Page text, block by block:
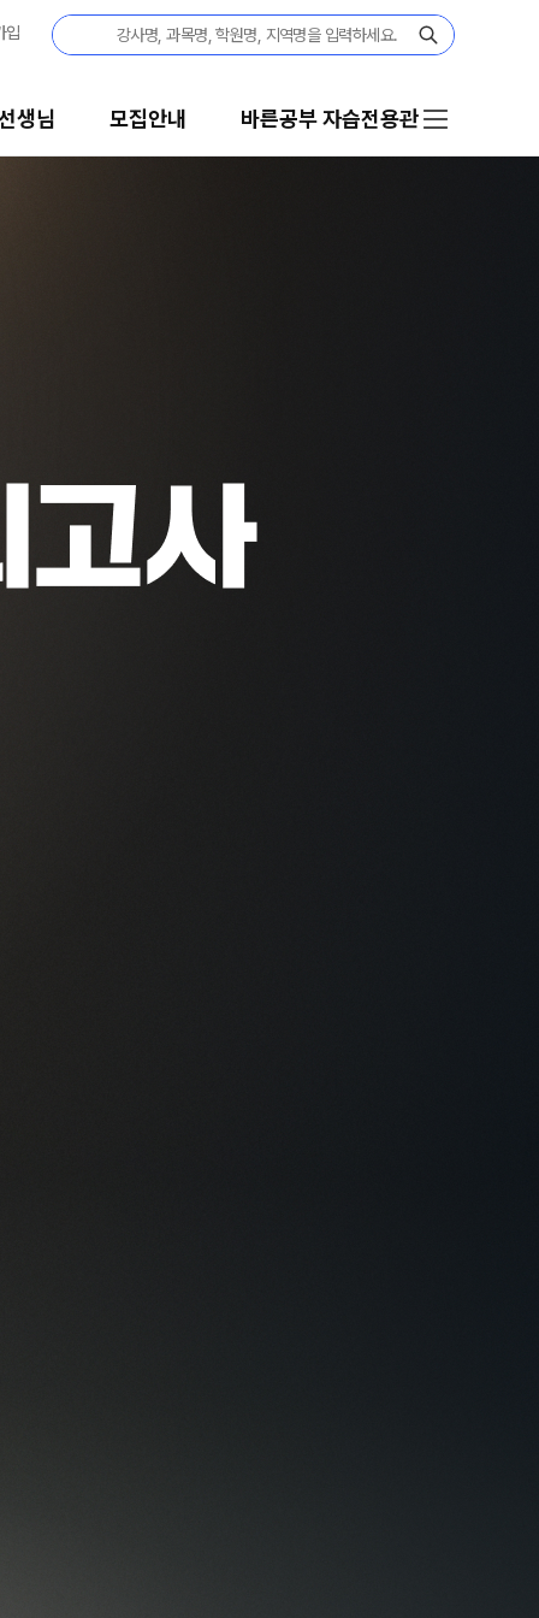
입
생님 모집안내 바른공부 자습전용관